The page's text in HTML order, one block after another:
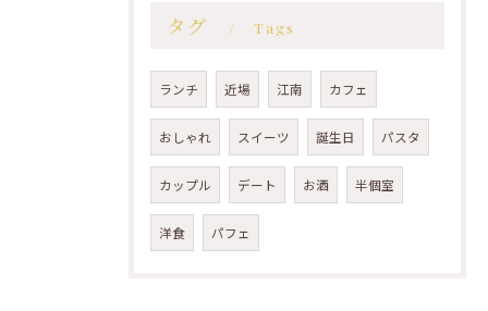
タグ Tags
ランチ 近場 江南 カフェ
おしゃれ スイーツ 誕生日 パスタ
カップル デート お酒 半個室
洋食 パフェ